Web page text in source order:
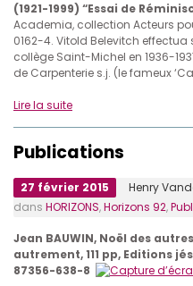
(1921-1999) “Essai de
Academia, collection Acteurs
0162-4. Vitold Belevitch
collège Saint-Michel en 1936-
de Carpenterie s.j. (le fameux
Lire la suite
Publications
27 février 2015 Henry
dans HORIZONS,Horizons 92,
Jean BAUWIN, Noël des
autrement, 111 pp, Editions
87356-638-8